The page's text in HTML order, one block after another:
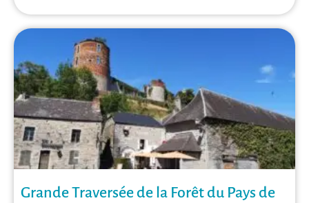
Grande Traversée de la Forêt du Pays de